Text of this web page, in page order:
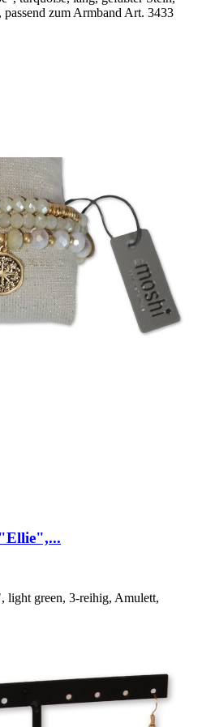
zum Armband Art. 3433
light green, 3-reihig, Amulett,